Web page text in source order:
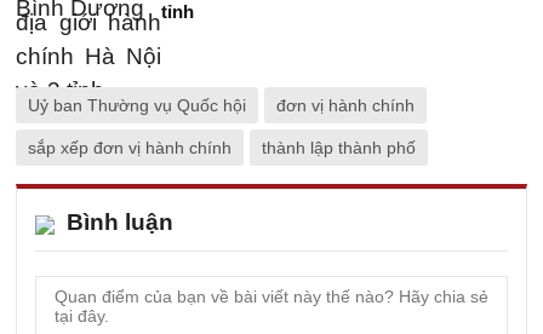
tỉnh
Uỷ ban Thường vụ Quốc hội đơn vị hành chính
sắp xếp đơn vị hành chính thành lập thành phố
Bình luận